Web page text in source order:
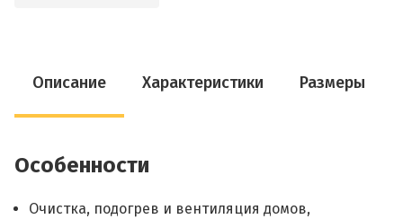
Описание Характеристики Размеры
Особенности
Очистка, подогрев и вентиляция домов,